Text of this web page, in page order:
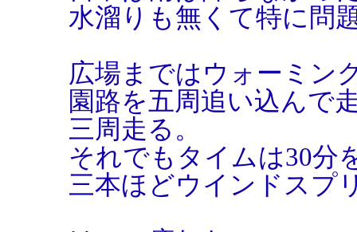
水溜りも無くて特に問
広場まではウォーミン
園路を五周追い込んで
三周走る。
それでもタイムは30分
三本ほどウインドスプ